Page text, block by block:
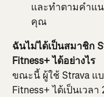
และทำตามคำแ
คุณ
ฉันไม่ได้เป็นสมาชิก
Fitness+ ได้อย่างไร
ขณะนี้ ผู้ใช้ Strava แ
Fitness+ ได้เป็นเวล